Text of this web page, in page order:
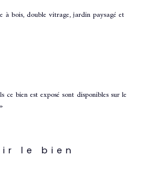
à bois, double vitrage, jardin paysagé et
ce bien est exposé sont disponibles sur le
»
le bien